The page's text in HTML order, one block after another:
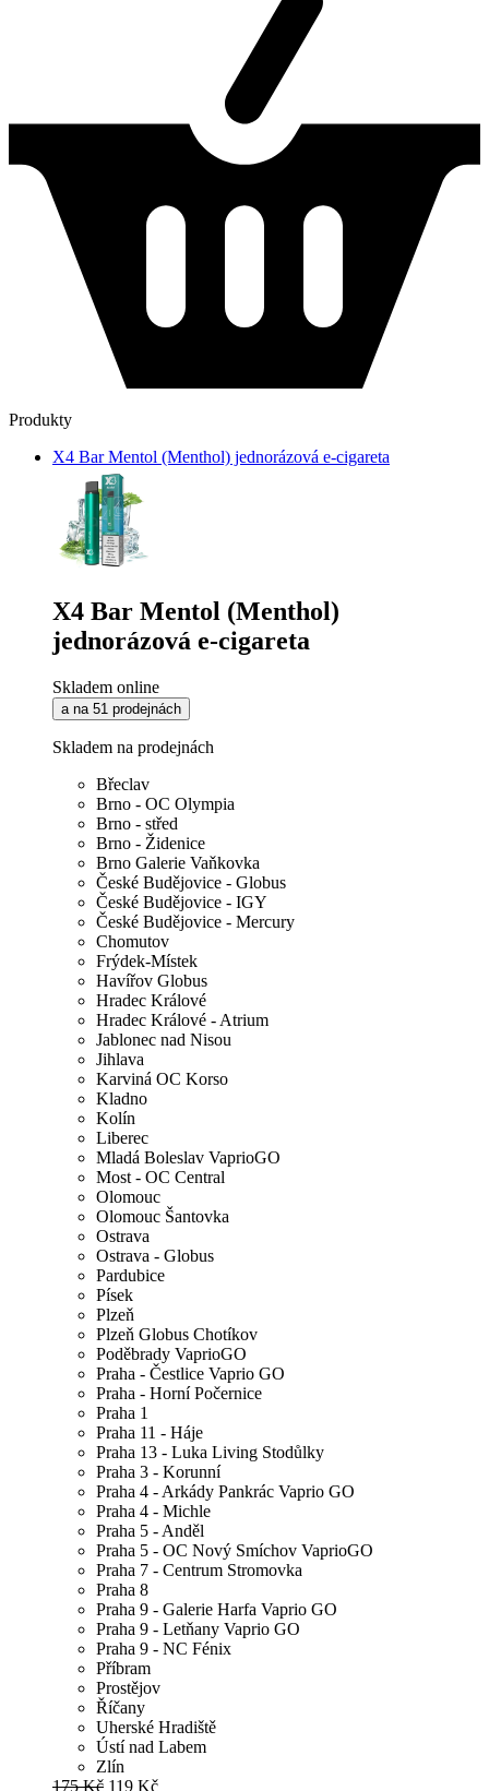
Produkty
X4 Bar Mentol (Menthol) jednorázová e-cigareta
X4 Bar Mentol (Menthol)
jednorázová e-cigareta
Skladem online
a na 51 prodejnách
Skladem na prodejnách
Břeclav
Brno - OC Olympia
Brno - střed
Brno - Židenice
Brno Galerie Vaňkovka
České Budějovice - Globus
České Budějovice - IGY
České Budějovice - Mercury
Chomutov
Frýdek-Místek
Havířov Globus
Hradec Králové
Hradec Králové - Atrium
Jablonec nad Nisou
Jihlava
Karviná OC Korso
Kladno
Kolín
Liberec
Mladá Boleslav VaprioGO
Most - OC Central
Olomouc
Olomouc Šantovka
Ostrava
Ostrava - Globus
Pardubice
Písek
Plzeň
Plzeň Globus Chotíkov
Poděbrady VaprioGO
Praha - Čestlice Vaprio GO
Praha - Horní Počernice
Praha 1
Praha 11 - Háje
Praha 13 - Luka Living Stodůlky
Praha 3 - Korunní
Praha 4 - Arkády Pankrác Vaprio GO
Praha 4 - Michle
Praha 5 - Anděl
Praha 5 - OC Nový Smíchov VaprioGO
Praha 7 - Centrum Stromovka
Praha 8
Praha 9 - Galerie Harfa Vaprio GO
Praha 9 - Letňany Vaprio GO
Praha 9 - NC Fénix
Příbram
Prostějov
Říčany
Uherské Hradiště
Ústí nad Labem
Zlín
175 Kč 119 Kč